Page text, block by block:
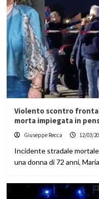
Violento scontro
morta impiegata in
Giuseppe Recca 12/03/
Incidente stradale mortale
una donna di 72 anni,